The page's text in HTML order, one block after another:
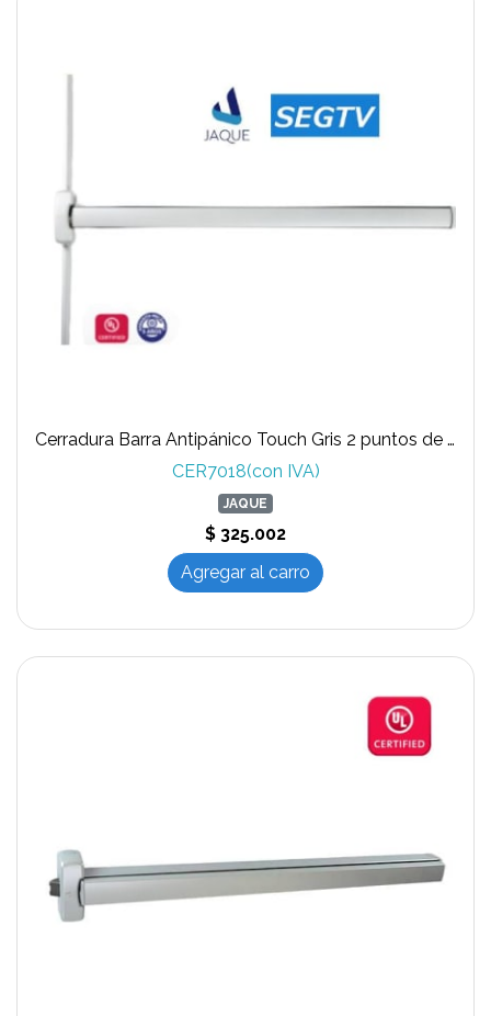
Cerradura Barra Antipánico Touch Gris 2 puntos de cierre T392F04 resistente al calor
CER7018(con IVA)
JAQUE
$ 325.002
Agregar al carro